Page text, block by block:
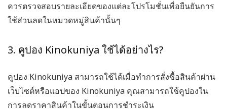
ควรตรวจสอบรายละเอียดของแต่ละโปรโมชั่นเพื่อยืนยันการ
ใช้ส่วนลดในหมวดหมู่สินค้านั้นๆ
3. คูปอง Kinokuniya ใช้ได้อย่างไร?
คูปอง Kinokuniya สามารถใช้ได้เมื่อทำการสั่งซื้อสินค้าผ่าน
เว็บไซต์หรือแอปของ Kinokuniya คุณสามารถใช้คูปองใน
การลดราคาสินค้าในขั้นตอนการชำระเงิน